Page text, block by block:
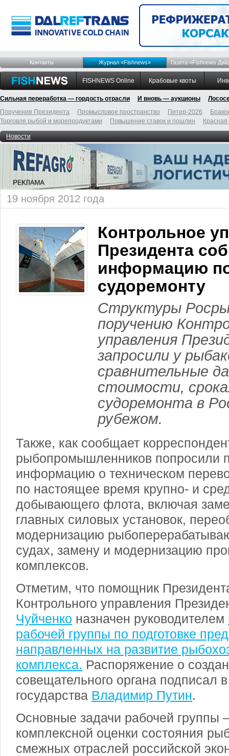
Контакты Журнал «Fishnews» Газета «Fishnews
FISHNEWS Online Крабовые квоты
Сильная переработка — гордость отрасли И вновь — аукционы
Поручения Президента
Промысловое пространство Питер-2026
Торговля рыбой и морепродуктами
Повышение ставок и пошлин
Новости
19 ноября 2012 года
Контрольное
Президента
информацию
судоремонту
Структуры
поручению
управления
запросили у
сравнительные
стоимости,
судоремонта в
рубежом.
Также, как сообщает
рыбопромышленников попросили
информацию о техническом
по настоящее время крупно- и
добывающего флота, включая
главных силовых установок,
модернизацию
судах, замену и модернизацию
комплексов.
Отметим, что помощник
Контрольного управления
Чуйченко назначен руководителем
рабочей группы по подготовке
направленных на развитие
комплекса. Распоряжение о
совещательного органа подписал
государства Владимир Путин.
Основные задачи рабочей группы
комплексной оценки состояния
смежных отраслей российской